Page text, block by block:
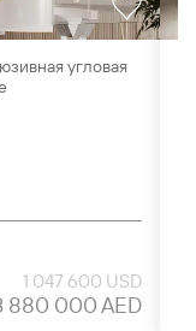
угловая
1 047 600 USD
880 000 AED